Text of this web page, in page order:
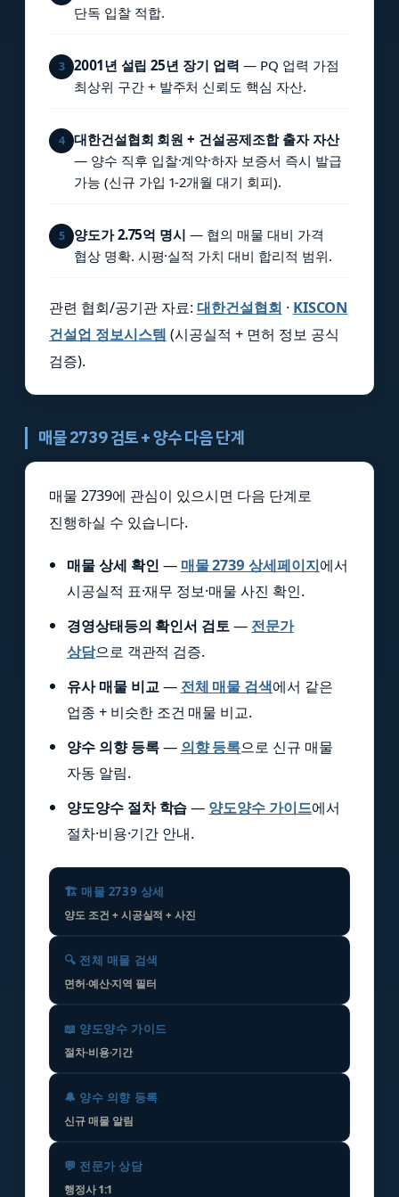
단독 입찰 적합.
3 2001년 설립 25년 장기 업력 — PQ 업력 가점
최상위 구간 + 발주처 신뢰도 핵심 자산.
4
대한건설협회 회원 + 건설공제조합 출자 자산
— 양수 직후 입찰·계약·하자 보증서 즉시 발급
가능 (신규 가입 1-2개월 대기 회피).
5 양도가 2.75억 명시 — 협의 매물 대비 가격
협상 명확. 시평·실적 가치 대비 합리적 범위.
관련 협회/공기관 자료:대한건설협회 · KISCON
건설업 정보시스템 (시공실적 + 면허 정보 공식
검증).
매물 2739 검토 + 양수 다음 단계
매물 2739에 관심이 있으시면 다음 단계로
진행하실 수 있습니다.
매물 상세 확인 — 매물 2739 상세페이지에서
시공실적 표·재무 정보·매물 사진 확인.
경영상태등의 확인서 검토— 전문가
상담으로 객관적 검증.
유사 매물 비교— 전체 매물 검색에서 같은
업종 + 비슷한 조건 매물 비교.
양수 의향 등록— 의향 등록으로 신규 매물
자동 알림.
양도양수 절차 학습— 양도양수 가이드에서
절차·비용·기간 안내.
🏗️ 매물 2739 상세
양도 조건 + 시공실적 + 사진
🔍 전체 매물 검색
면허·예산·지역 필터
📖 양도양수 가이드
절차·비용·기간
🔔 양수 의향 등록
신규 매물 알림
💬 전문가 상담
행정사 1:1